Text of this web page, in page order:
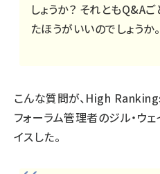
しょうか？ それともQ&A
たほうがいいのでしょうか。
こんな質問が、High
フォーラム管理者のジル・ウ
イスした。